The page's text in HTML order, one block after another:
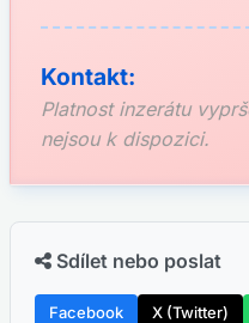
Kontakt:
Platnost inzerátu
nejsou k dispozici.
Sdílet nebo poslat
Facebook X (Twitter)